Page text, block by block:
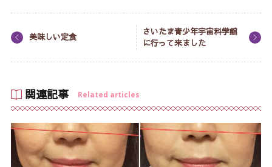
美味しい定食
さいたま青少年宇宙科学館
に行って来ました
関連記事 Related articles